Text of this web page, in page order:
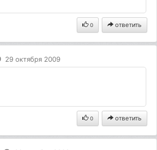
0 ответить
29 октября 2009
0 ответить